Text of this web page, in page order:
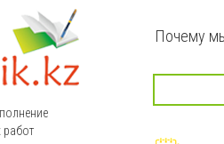
работ
Почему